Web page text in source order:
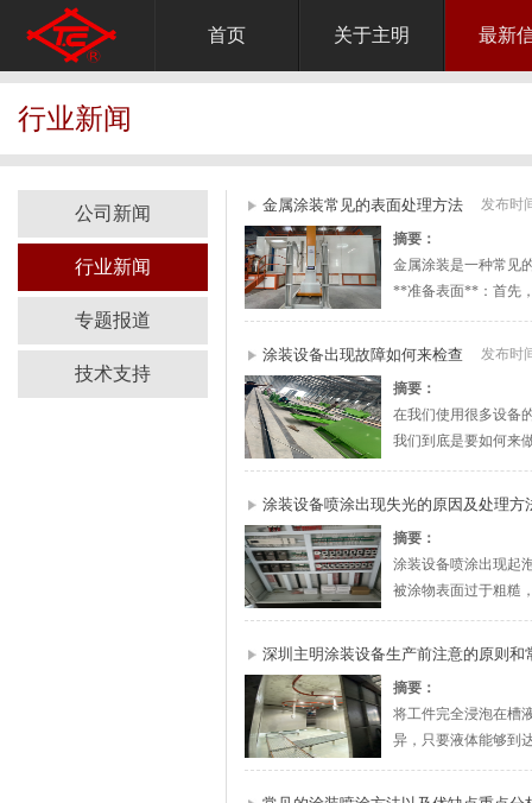
首页 关于主明 最新
行业新闻
公司新闻
行业新闻
专题报道
技术支持
金属涂装常见的表面处理方法 发布时
摘要：
金属涂装是一种常见
**准备表面**：首先
涂装设备出现故障如何来检查 发布时
摘要：
在我们使用很多设备
我们到底是要如何来
涂装设备喷涂出现失光的原因及处理方
摘要：
涂装设备喷涂出现起
被涂物表面过于粗糙
深圳主明涂装设备生产前注意的原则和
摘要：
将工件完全浸泡在槽
异，只要液体能够到